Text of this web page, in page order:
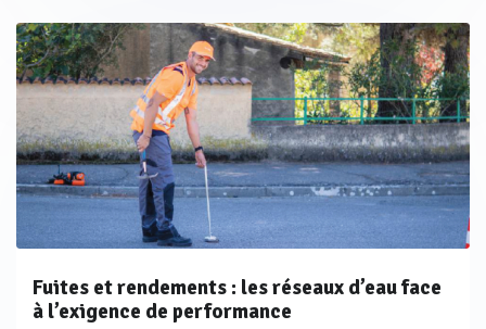
Fuites et rendements : les réseaux d’eau face
à l’exigence de performance